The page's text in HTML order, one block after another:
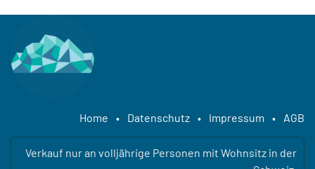
Home • Datenschutz • Impressum • AGB
Verkauf nur an volljährige Personen mit Wohnsitz in der